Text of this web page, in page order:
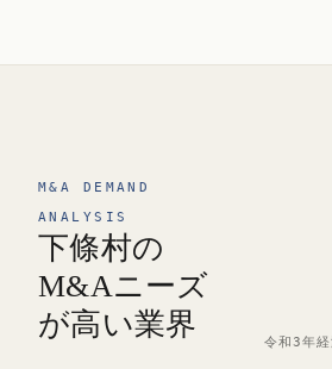
M&A DEMAND
ANALYSIS
下條村の
M&Aニーズ
が高い業界
令和3年